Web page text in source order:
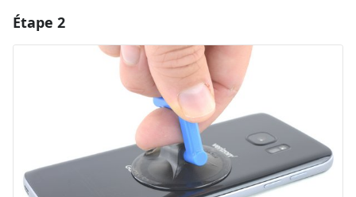
Ajouter un commentaire
Annuler Publier un commentaire
Étape 2